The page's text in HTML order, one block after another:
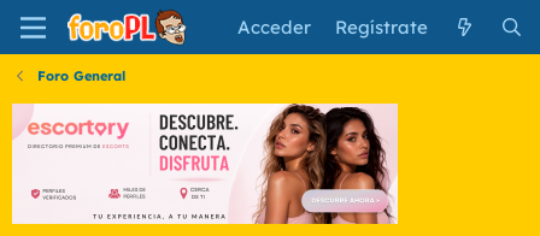
Acceder Regístrate
Foro General